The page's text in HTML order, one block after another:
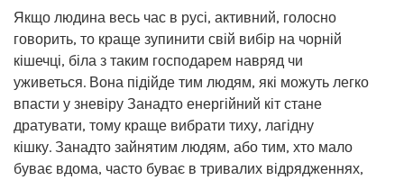
Якщо людина весь час в русі, активний, голосно
говорить, то краще зупинити свій вибір на чорній
кішечці, біла з таким господарем навряд чи
уживеться. Вона підійде тим людям, які можуть легко
впасти у зневіру Занадто енергійний кіт стане
дратувати, тому краще вибрати тиху, лагідну
кішку. Занадто зайнятим людям, або тим, хто мало
буває вдома, часто буває в тривалих відрядженнях,